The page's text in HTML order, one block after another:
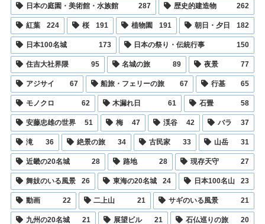
日本の庭園・美術館・水族館 287 歴史的建造物 262
紅葉 224 桜 191 植物園 191 朝日・夕日 182
日本100名城 173 日本の祭り・伝統行事 150
住吉大社界隈 95 名城の旅 89 夜景 77
アジサイ 67 船旅・フェリーの旅 67 行基 65
モノクロ 62 木漏れ日 61 石畳 58
安藤忠雄の世界 51 梅 47 渓谷 42 バラ 37
滝 36 絶景の旅 34 古民家 33 山岳 31
近畿の20名城 28 路地 28 現存天守 27
舞妓のいる風景 26 東海の20名城 24 日本100名山 23
動画 22 二上山 21 サギのいる風景 21
九州の20名城 21 展望ビル 21 石仏巡りの旅 20